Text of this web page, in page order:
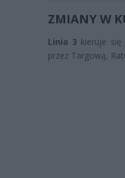
ZMIANY W
Linia 3 kieruje
przez Targową,